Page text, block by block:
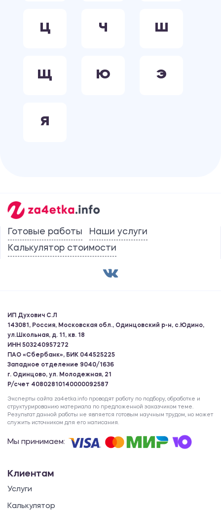
Ц Ч Ш
Щ Ю Э
Я
Готовые работы
Наши услуги
Калькулятор стоимости
ИП Духович С.Л
143081, Россия, Московская обл., Одинцовский р-н, с.Юдино,
ул.Школьная, д. 11, кв. 18
ИНН 503240957272
ПАО «Сбербанк», БИК 044525225
Западное отделение 9040/1636
г. Одинцово, ул. Молодежная, 21
Р/счет 40802810140000092587
Эксперты сайта za4etka.info проводят работу по подбору, обработке и
структурированию материала по предложенной заказчиком теме.
Результат данной работы не является готовым научным трудом, но может
служить источником для его написания.
Мы принимаем:
Клиентам
Услуги
Калькулятор